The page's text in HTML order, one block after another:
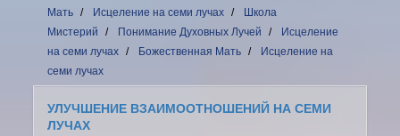
Мать
Исцеление на семи лучах
Школа
Мистерий
Понимание Духовных Лучей
Исцеление
на семи лучах
Божественная Мать
Исцеление на
семи лучах
УЛУЧШЕНИЕ ВЗАИМООТНОШЕНИЙ НА СЕМИ
ЛУЧАХ